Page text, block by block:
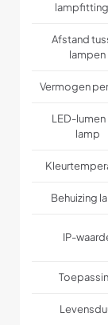
Afstand
lampen
Vermogen
LED-lumen
lamp
Behuizing
IP-